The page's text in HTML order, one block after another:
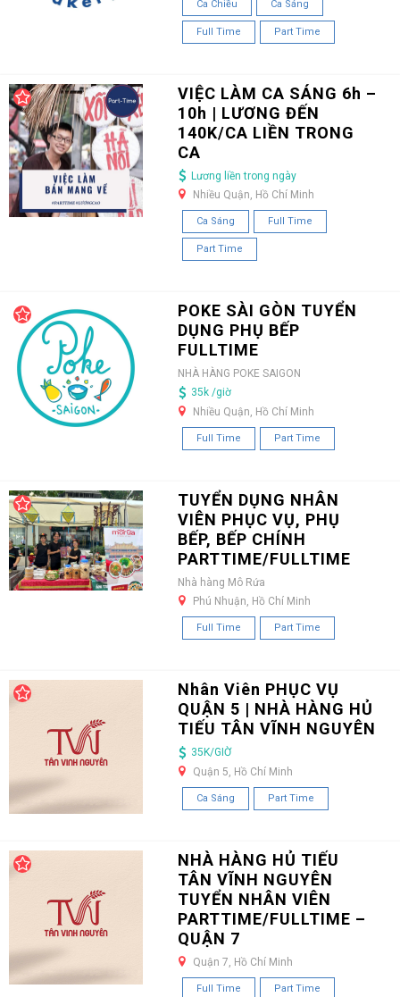
Ca Chiều Ca Sáng
Full Time Part Time
VIỆC LÀM CA SÁNG 6h –
10h | LƯƠNG ĐẾN
140K/CA LIỀN TRONG
CA
Lương liền trong ngày
Nhiều Quận, Hồ Chí Minh
Ca Sáng Full Time
Part Time
POKE SÀI GÒN TUYỂN
DỤNG PHỤ BẾP
FULLTIME
NHÀ HÀNG POKE SAIGON
35k /giờ
Nhiều Quận, Hồ Chí Minh
Full Time Part Time
TUYỂN DỤNG NHÂN
VIÊN PHỤC VỤ, PHỤ
BẾP, BẾP CHÍNH
PARTTIME/FULLTIME
Nhà hàng Mô Rứa
Phú Nhuận, Hồ Chí Minh
Full Time Part Time
Nhân Viên PHỤC VỤ
QUẬN 5 | NHÀ HÀNG HỦ
TIẾU TÂN VĨNH NGUYÊN
35K/GIỜ
Quận 5, Hồ Chí Minh
Ca Sáng Part Time
NHÀ HÀNG HỦ TIẾU
TÂN VĨNH NGUYÊN
TUYỂN NHÂN VIÊN
PARTTIME/FULLTIME –
QUẬN 7
Quận 7, Hồ Chí Minh
Full Time Part Time